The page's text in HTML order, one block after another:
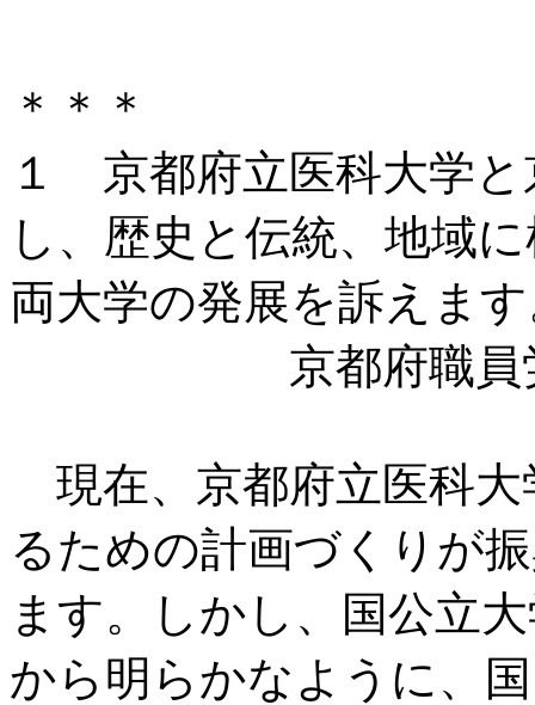
＊＊＊
１ 京都府立医科大学と
し、歴史と伝統、地域
両大学の発展を訴えま
京都府職員労働
現在、京都府立医科大
るための計画づくりが
ます。しかし、国公立
から明らかなように、